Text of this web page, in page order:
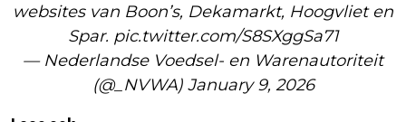
websites van Boon’s, Dekamarkt, Hoogvliet en
Spar. pic.twitter.com/S8SXggSa71
— Nederlandse Voedsel- en Warenautoriteit
(@_NVWA) January 9, 2026